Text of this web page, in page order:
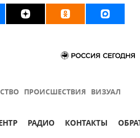
ПРОИСШЕСТВИЯ ВИЗУАЛ
РАДИО КОНТАКТЫ